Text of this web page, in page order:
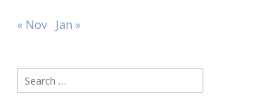
« Nov Jan »
Search
for: